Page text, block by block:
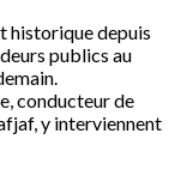
historique depuis
publics au
conducteur de
y interviennent